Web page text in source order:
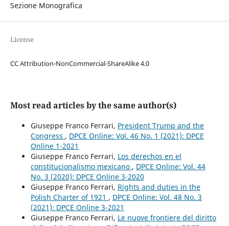
Sezione Monografica
License
CC Attribution-NonCommercial-ShareAlike 4.0
Most read articles by the same author(s)
Giuseppe Franco Ferrari, President Trump and the
Congress , DPCE Online: Vol. 46 No. 1 (2021): DPCE
Online 1-2021
Giuseppe Franco Ferrari, Los derechos en el
constitucionalismo mexicano , DPCE Online: Vol. 44
No. 3 (2020): DPCE Online 3-2020
Giuseppe Franco Ferrari, Rights and duties in the
Polish Charter of 1921 , DPCE Online: Vol. 48 No. 3
(2021): DPCE Online 3-2021
Giuseppe Franco Ferrari, Le nuove frontiere del diritto